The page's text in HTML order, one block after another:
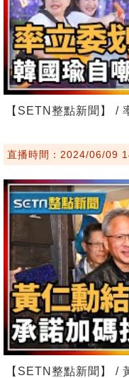
【SETN整點新聞】 /
直播時間：2024/06/09
【SETN整點新聞】 /